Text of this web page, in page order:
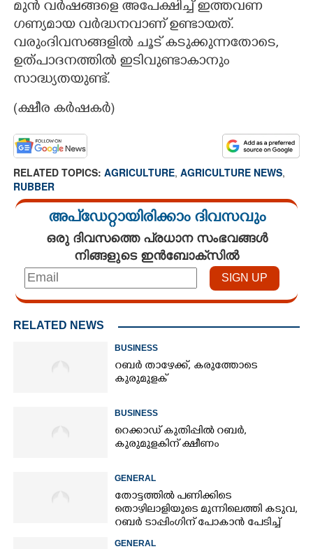
മുൻ വർഷങ്ങളെ അപേക്ഷിച്ച് ഇത്തവണ
ഗണ്യമായ വർദ്ധനവാണ് ഉണ്ടായത്.
വരുംദിവസങ്ങളിൽ ചൂട് കടുക്കുന്നതോടെ,
ഉത്പാദനത്തിൽ ഇടിവുണ്ടാകാനും
സാദ്ധ്യതയുണ്ട്.
(ക്ഷീര കർഷകർ)
RELATED TOPICS: AGRICULTURE, AGRICULTURE NEWS,
RUBBER
അപ്ഡേറ്റായിരിക്കാം ദിവസവും
ഒരു ദിവസത്തെ പ്രധാന സംഭവങ്ങൾ
നിങ്ങളുടെ ഇൻബോക്സിൽ
RELATED NEWS
BUSINESS
റബർ താഴേക്ക്, കരുത്തോടെ
കുരുമുളക്
BUSINESS
റെക്കാഡ് കുതിപ്പിൽ റബർ,​
കുരുമുളകിന് ക്ഷീണം
GENERAL
തോട്ടത്തിൽ പണിക്കിടെ
തൊഴിലാളിയുടെ മുന്നിലെത്തി കടുവ,
റബർ ടാപ്പിംഗിന് പോകാൻ പേടിച്ച്
പണിക്കാർ
GENERAL